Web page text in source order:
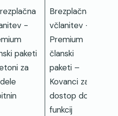
-
paketi
za
Brezplačna
včlanitev –
Premium
članski
paketi –
Kovanci za
dostop do
funkcij